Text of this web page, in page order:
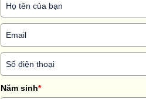
Năm sinh*